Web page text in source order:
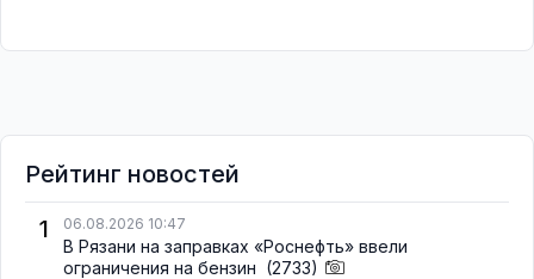
Рейтинг новостей
1
06.08.2026 10:47
В Рязани на заправках «Роснефть» ввели
ограничения на бензин (2733)